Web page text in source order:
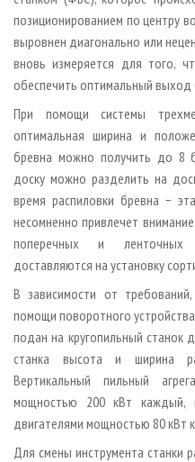
позиционированием по центру
выровнен диагонально или
вновь измеряется для того,
обеспечить оптимальный
При помощи системы
оптимальная ширина и
бревна можно получить до 8
доску можно разделить на
время распиловки бревна −
несомненно привлечет
поперечных и ленточных
доставляются на установку
В зависимости от
помощи поворотного
подан на кругопильный станок
станка высота и ширина
Вертикальный пильный
мощностью 200 кВт каждый,
двигателями мощностью 80 кВт
Для смены инструмента станки